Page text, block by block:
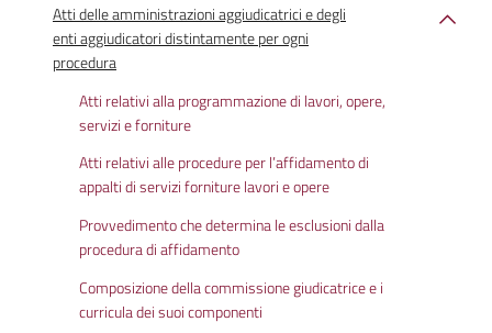
Atti delle amministrazioni aggiudicatrici e degli
enti aggiudicatori distintamente per ogni
procedura
Atti relativi alla programmazione di lavori, opere,
servizi e forniture
Atti relativi alle procedure per l’affidamento di
appalti di servizi forniture lavori e opere
Provvedimento che determina le esclusioni dalla
procedura di affidamento
Composizione della commissione giudicatrice e i
curricula dei suoi componenti